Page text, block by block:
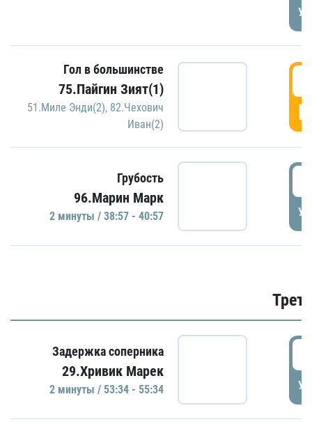
Гол в большинстве
75.Пайгин Зият(1)
51.Миле Энди(2), 82.Чехович
Иван(2)
Грубость
96.Марин Марк
2 минуты / 38:57 - 40:57
Задержка соперника
29.Хривик Марек
2 минуты / 53:34 - 55:34